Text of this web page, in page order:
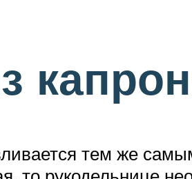
тем же